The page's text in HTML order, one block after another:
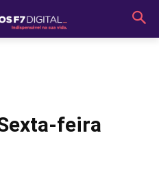
feira